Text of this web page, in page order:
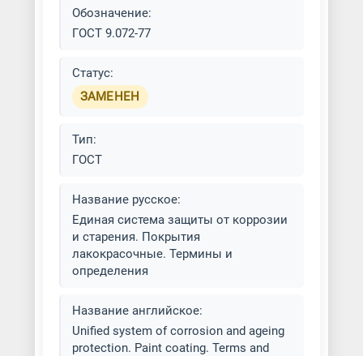
Покраска алкидными красками
Покраска кистью
Покраска краскопультом
Покраска масляными красками
Покраска металла
Покраска металлоконструкций
Обозначение:
ГОСТ 9.072-77
Статус:
ЗАМЕНЕН
Тип:
ГОСТ
Название русское:
Единая система защиты от коррозии
и старения. Покрытия
лакокрасочные. Термины и
определения
Название английское:
Unified system of corrosion and ageing
protection. Paint coating. Terms and